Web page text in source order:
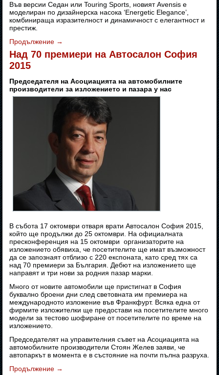
Във версии Седан или Touring Sports, новият Avensis е
моделиран по дизайнерска насока ‘Energetic Elegance’,
комбинираща изразителност и динамичност с елегантност и
престиж.
Продължение →
Над 70 премиери на Автосалон София
2015
Председателя на Асоциацията на автомобилните
производители за изложението и пазара у нас
В събота 17 октомври отваря врати Автосалон София 2015,
който ще продължи до 25 октомври. На официалната
пресконференция на 15 октомври организаторите на
изложението обявиха, че посетителите ще имат възможност
да се запознаят отблизо с 220 експоната, като сред тях са
над 70 премиери за България. Дебют на изложението ще
направят и три нови за родния пазар марки.
Много от новите автомобили ще пристигнат в София
буквално броени дни след световната им премиера на
международното изложение във Франкфурт. Всяка една от
фирмите изложителки ще предостави на посетителите много
модели за тестово шофиране от посетителите по време на
изложението.
Председателят на управителния съвет на Асоциацията на
автомобилните производители Стоян Желев заяви, че
автопаркът в момента е в състояние на почти пълна разруха.
Продължение →